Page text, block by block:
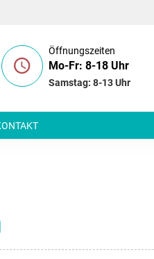
Öffnungszeiten
Mo-Fr: 8-18 Uhr
Samstag: 8-13 Uhr